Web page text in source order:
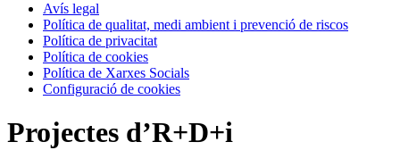
Avís legal
Política de qualitat, medi ambient i prevenció de riscos
Política de privacitat
Política de cookies
Política de Xarxes Socials
Configuració de cookies
Projectes d’R+D+i